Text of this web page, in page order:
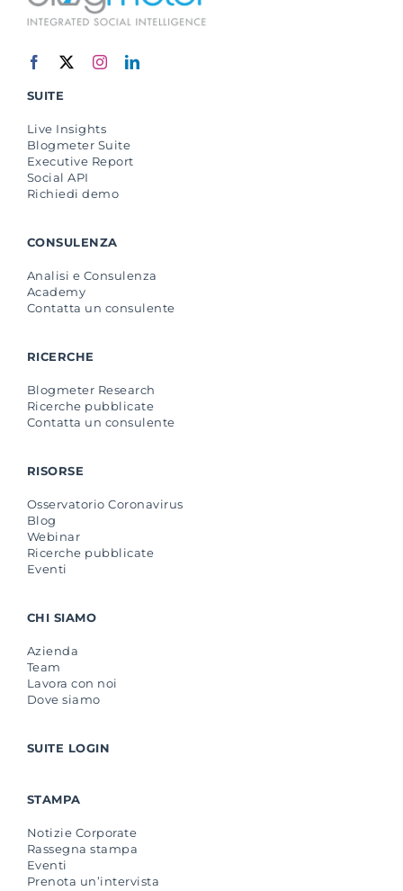
SUITE
Live Insights
Blogmeter Suite
Executive Report
Social API
Richiedi demo
CONSULENZA
Analisi e Consulenza
Academy
Contatta un consulente
RICERCHE
Blogmeter Research
Ricerche pubblicate
Contatta un consulente
RISORSE
Osservatorio Coronavirus
Blog
Webinar
Ricerche pubblicate
Eventi
CHI SIAMO
Azienda
Team
Lavora con noi
Dove siamo
SUITE LOGIN
STAMPA
Notizie Corporate
Rassegna stampa
Eventi
Prenota un’intervista